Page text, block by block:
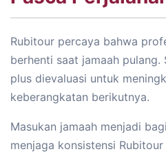
Rubitour percaya bahwa
berhenti saat jamaah
plus dievaluasi untuk
keberangkatan berikutnya.
Masukan jamaah menjadi
menjaga konsistensi